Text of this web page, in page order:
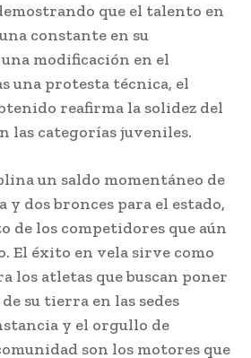
que el talento en
constante en su
modificación en el
una protesta técnica, el
reafirma la solidez del
las categorías juveniles.
un saldo momentáneo de
y dos bronces para el estado,
de los competidores que aún
El éxito en vela sirve como
los atletas que buscan poner
su tierra en las sedes
y el orgullo de
son los motores que